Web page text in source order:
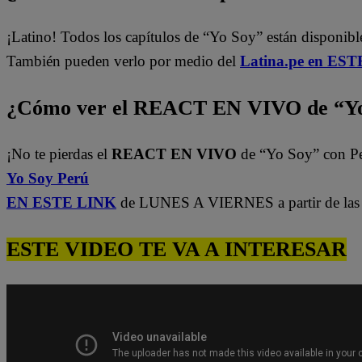
¡Latino! Todos los capítulos de “Yo Soy” están
También pueden verlo por medio del Latina.pe en
¿Cómo ver el REACT EN VIVO de
¡No te pierdas el REACT EN VIVO de “Yo Soy” con
Yo Soy Perú
EN ESTE LINK de LUNES A VIERNES a partir de
ESTE VIDEO TE VA A INTERESAR